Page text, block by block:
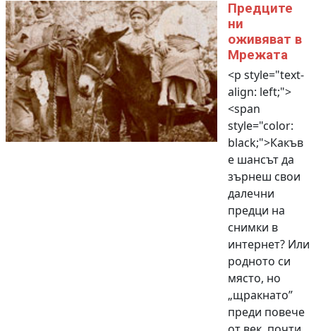
Предците
ни
оживяват в
Мрежата
<p style="text-
align: left;">
<span
style="color:
black;">Какъв
е шансът да
зърнеш свои
далечни
предци на
снимки в
интернет? Или
родното си
място, но
„щракнато”
преди повече